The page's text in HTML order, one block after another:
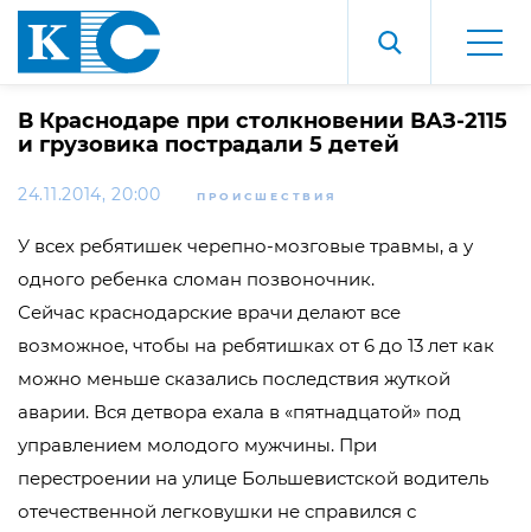
В Краснодаре при столкновении ВАЗ-2115
и грузовика пострадали 5 детей
24.11.2014, 20:00 ПРОИСШЕСТВИЯ
У всех ребятишек черепно-мозговые травмы, а у
одного ребенка сломан позвоночник.
Сейчас краснодарские врачи делают все
возможное, чтобы на ребятишках от 6 до 13 лет как
можно меньше сказались последствия жуткой
аварии. Вся детвора ехала в «пятнадцатой» под
управлением молодого мужчины. При
перестроении на улице Большевистской водитель
отечественной легковушки не справился с